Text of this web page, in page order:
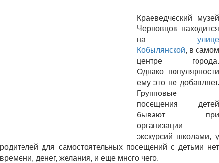
Краеведческий музей
Черновцов находится
на улице
Кобылянской, в самом
центре города.
Однако популярности
ему это не добавляет.
Групповые
посещения детей
бывают при
организации
экскурсий школами, у
родителей для самостоятельных посещений с детьми нет
времени, денег, желания, и еще много чего.